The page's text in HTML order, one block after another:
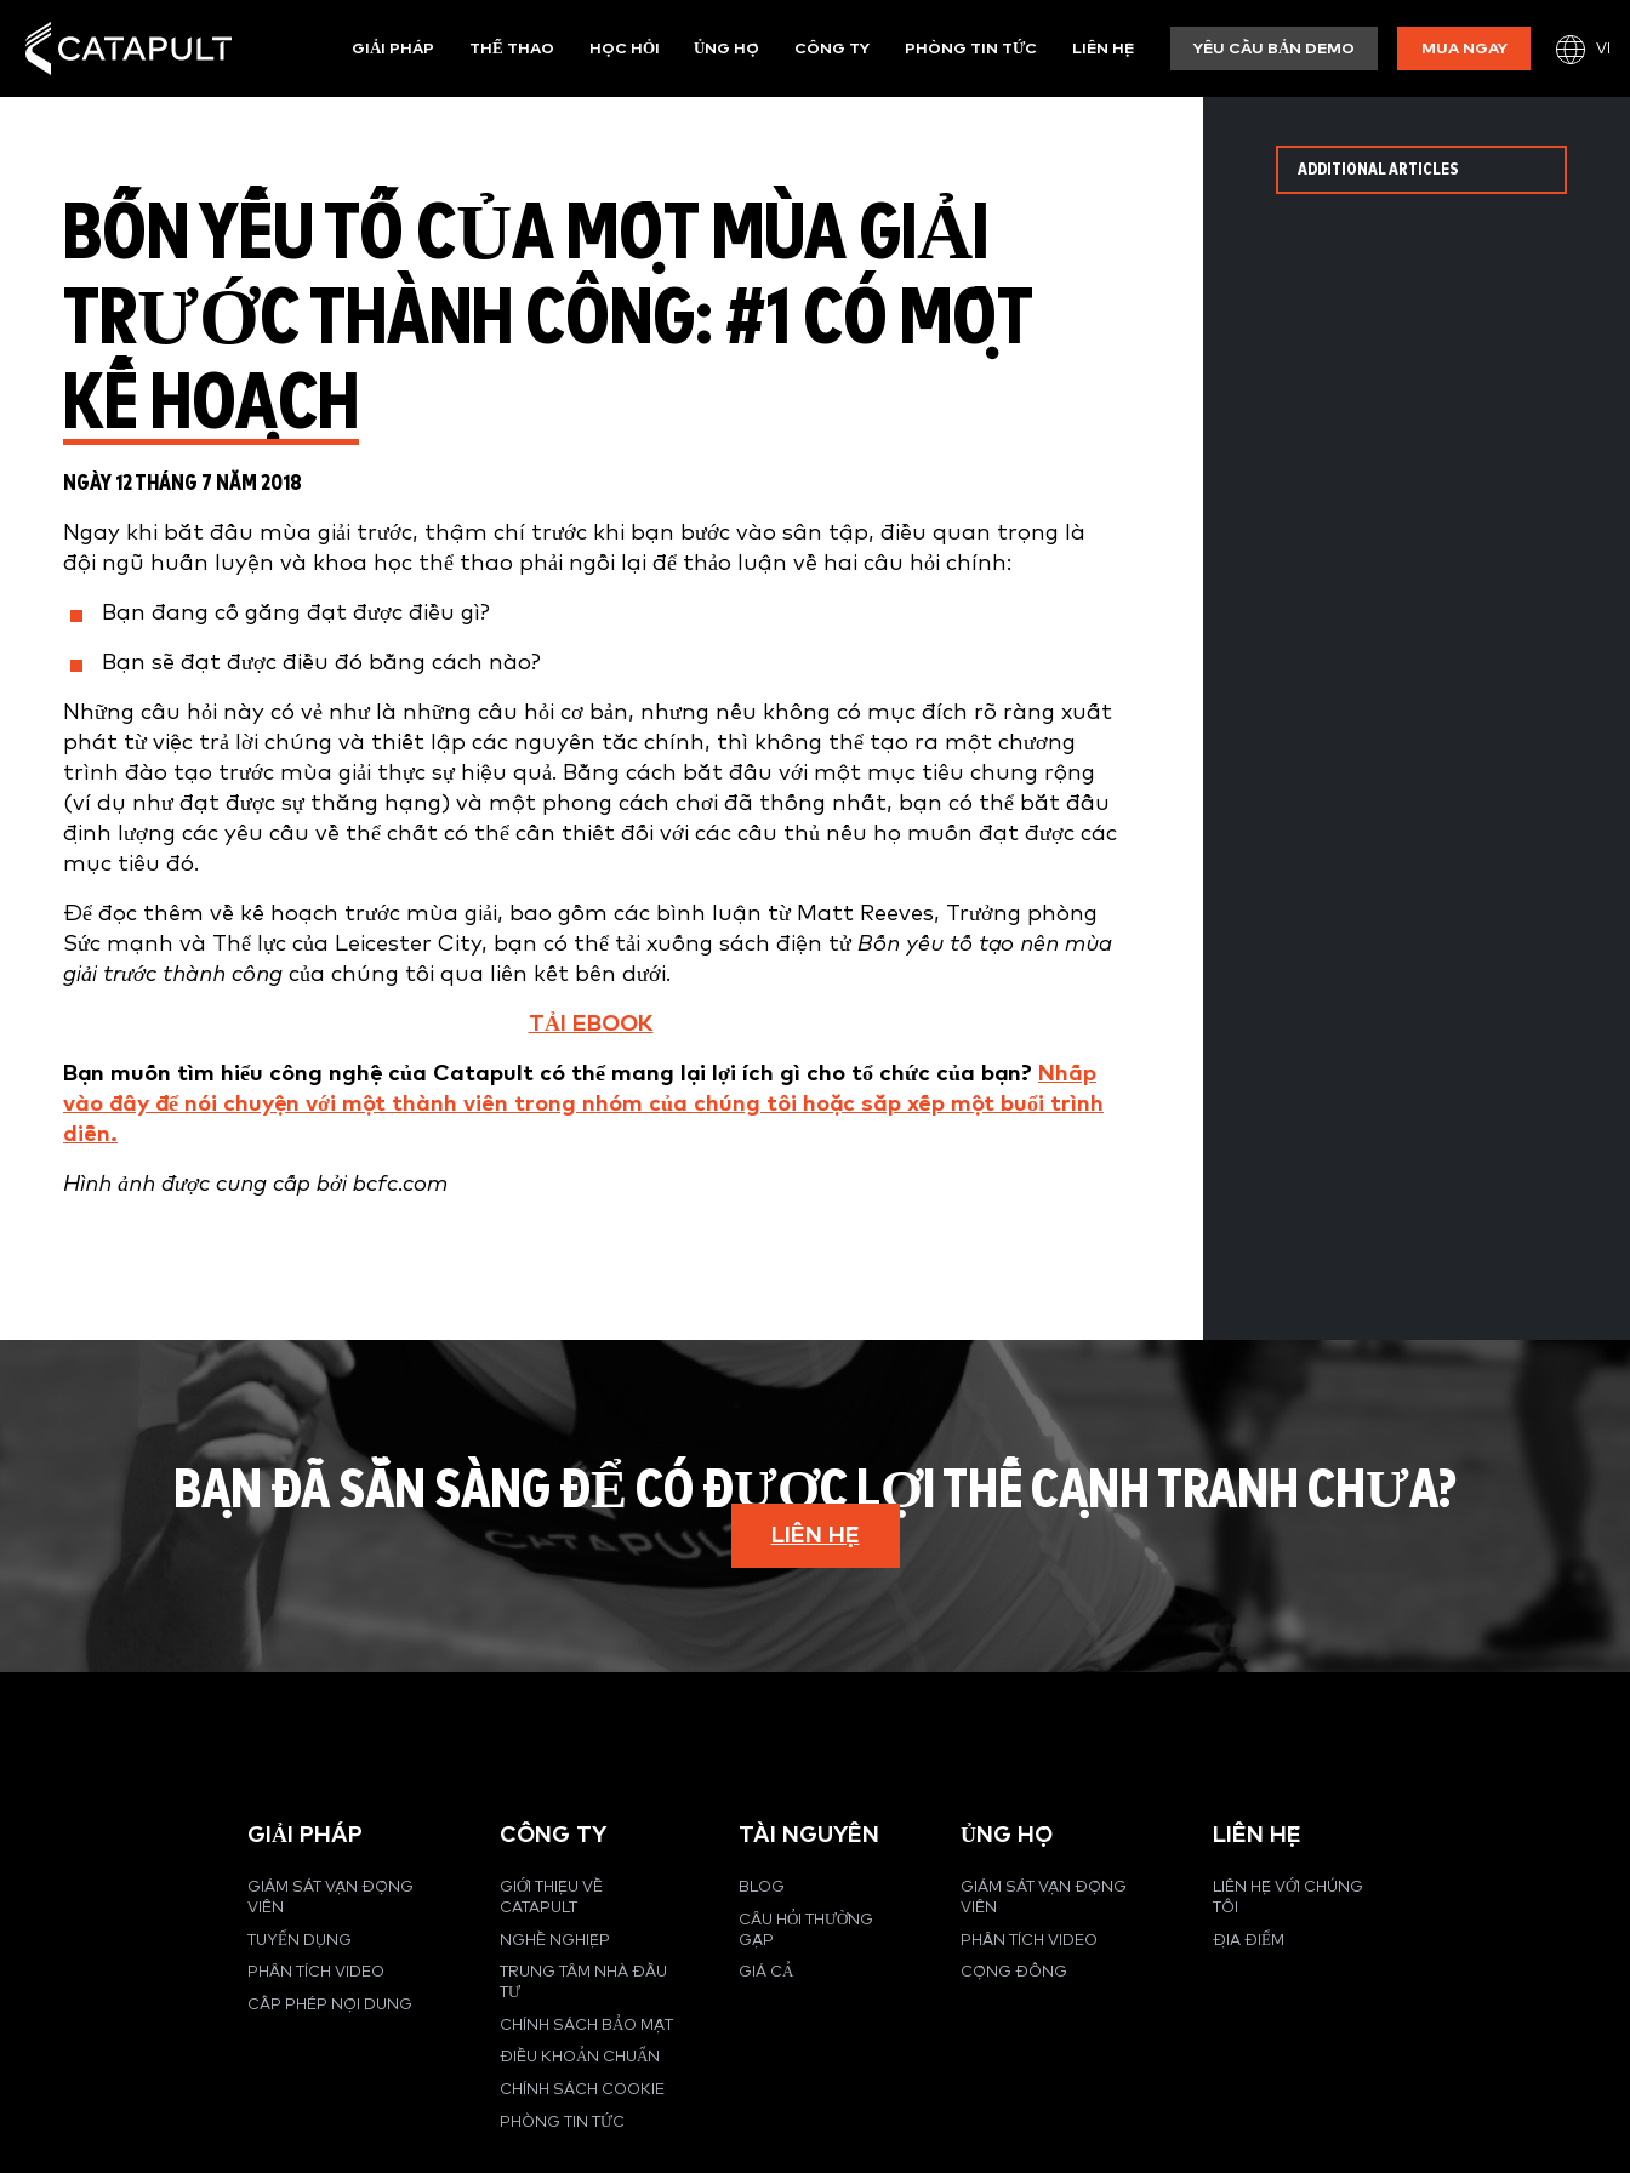
GIẢI PHÁP THỂ THAO HỌC HỎI ỦNG HỘ CÔNG TY PHÒNG TIN TỨC LIÊN HỆ YÊU CẦU BẢN DEMO MUA NGAY VI
BỐN YẾU TỐ CỦA MỘT MÙA GIẢI
TRƯỚC THÀNH CÔNG: #1 CÓ MỘT
KẾ HOẠCH
NGÀY 12 THÁNG 7 NĂM 2018
Ngay khi bắt đầu mùa giải trước, thậm chí trước khi bạn bước vào sân tập, điều quan trọng là
đội ngũ huấn luyện và khoa học thể thao phải ngồi lại để thảo luận về hai câu hỏi chính:
Bạn đang cố gắng đạt được điều gì?
Bạn sẽ đạt được điều đó bằng cách nào?
Những câu hỏi này có vẻ như là những câu hỏi cơ bản, nhưng nếu không có mục đích rõ ràng xuất
phát từ việc trả lời chúng và thiết lập các nguyên tắc chính, thì không thể tạo ra một chương
trình đào tạo trước mùa giải thực sự hiệu quả. Bằng cách bắt đầu với một mục tiêu chung rộng
(ví dụ như đạt được sự thăng hạng) và một phong cách chơi đã thống nhất, bạn có thể bắt đầu
định lượng các yêu cầu về thể chất có thể cần thiết đối với các cầu thủ nếu họ muốn đạt được các
mục tiêu đó.
Để đọc thêm về kế hoạch trước mùa giải, bao gồm các bình luận từ Matt Reeves, Trưởng phòng
Sức mạnh và Thể lực của Leicester City, bạn có thể tải xuống sách điện tử Bốn yếu tố tạo nên mùa
giải trước thành công của chúng tôi qua liên kết bên dưới.
TẢI EBOOK
Bạn muốn tìm hiểu công nghệ của Catapult có thể mang lại lợi ích gì cho tổ chức của bạn? Nhấp
vào đây để nói chuyện với một thành viên trong nhóm của chúng tôi hoặc sắp xếp một buổi trình
diễn.
Hình ảnh được cung cấp bởi bcfc.com
ADDITIONAL ARTICLES
BẠN ĐÃ SẴN SÀNG ĐỂ CÓ ĐƯỢC LỢI THẾ CẠNH TRANH CHƯA?
LIÊN HỆ
GIẢI PHÁP
GIÁM SÁT VẬN ĐỘNG
VIÊN
TUYỂN DỤNG
PHÂN TÍCH VIDEO
CẤP PHÉP NỘI DUNG
CÔNG TY
GIỚI THIỆU VỀ
CATAPULT
NGHỀ NGHIỆP
TRUNG TÂM NHÀ ĐẦU
TƯ
CHÍNH SÁCH BẢO MẬT
ĐIỀU KHOẢN CHUẨN
CHÍNH SÁCH COOKIE
PHÒNG TIN TỨC
TÀI NGUYÊN
BLOG
CÂU HỎI THƯỜNG
GẶP
GIÁ CẢ
ỦNG HỘ
GIÁM SÁT VẬN ĐỘNG
VIÊN
PHÂN TÍCH VIDEO
CỘNG ĐỒNG
LIÊN HỆ
LIÊN HỆ VỚI CHÚNG
TÔI
ĐỊA ĐIỂM